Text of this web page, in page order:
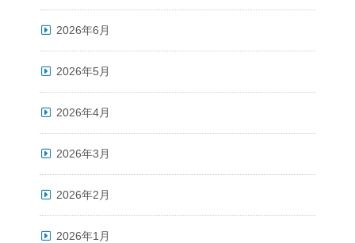
2026年6月
2026年5月
2026年4月
2026年3月
2026年2月
2026年1月